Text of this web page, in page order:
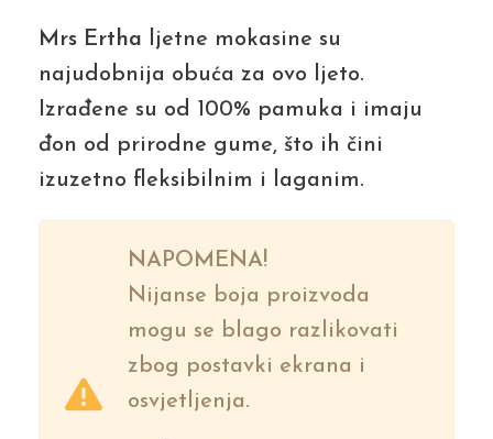
Mrs Ertha ljetne mokasine su
najudobnija obuća za ovo ljeto.
Izrađene su od 100% pamuka i imaju
đon od prirodne gume, što ih čini
izuzetno fleksibilnim i laganim.
NAPOMENA!
Nijanse boja proizvoda
mogu se blago razlikovati
zbog postavki ekrana i
osvjetljenja.